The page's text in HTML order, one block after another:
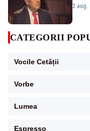
2 aug.
CATEGORII
Vocile Cetății
Vorbe
Lumea
Espresso